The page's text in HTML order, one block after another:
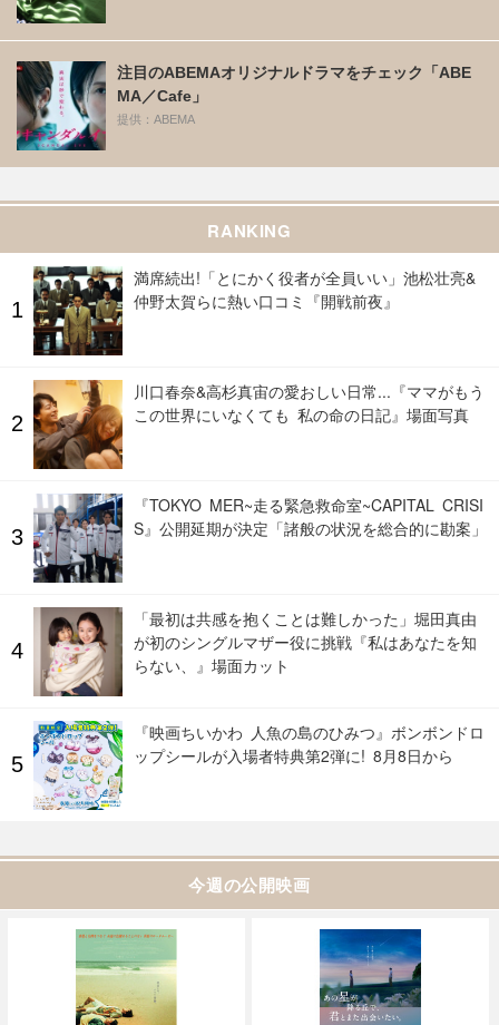
注目のABEMAオリジナルドラマをチェック「ABE
MA／Cafe」
提供：ABEMA
RANKING
満席続出!「とにかく役者が全員いい」池松壮亮&
仲野太賀らに熱い口コミ『開戦前夜』
川口春奈&高杉真宙の愛おしい日常...『ママがもう
この世界にいなくても 私の命の日記』場面写真
『TOKYO MER~走る緊急救命室~CAPITAL CRISI
S』公開延期が決定「諸般の状況を総合的に勘案」
「最初は共感を抱くことは難しかった」堀田真由
が初のシングルマザー役に挑戦『私はあなたを知
らない、』場面カット
『映画ちいかわ 人魚の島のひみつ』ボンボンドロ
ップシールが入場者特典第2弾に! 8月8日から
今週の公開映画